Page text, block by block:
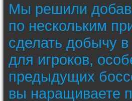
Мы решили
по нескольким
сделать добычу
для игроков,
предыдущих
вы наращиваете